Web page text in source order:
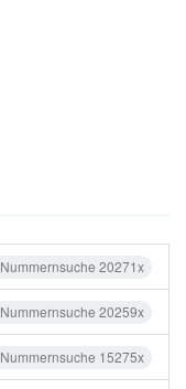
Nummernsuche 20271x
Nummernsuche 20259x
Nummernsuche 15275x